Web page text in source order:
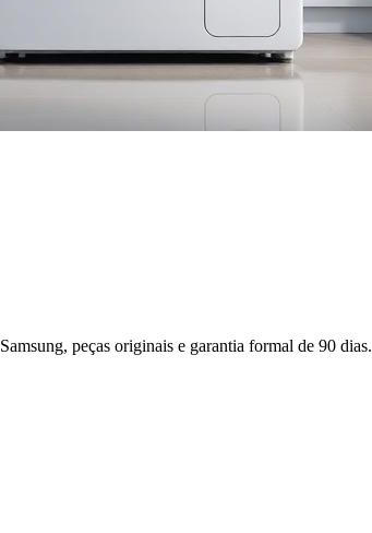
Samsung, peças originais e garantia formal de 90 dias.